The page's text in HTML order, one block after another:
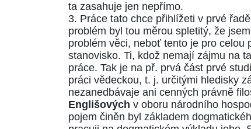
ta zasahuje jen nepřímo.
3. Práce tato chce přihlížeti v prvé
problém byl tou měrou spletitý, že
problém věci, neboť tento je pro celou
stanovisko. Ti, kdož nemají zájmu na
práce. Tak je na př. prvá část prvé
práci vědeckou, t. j. určitými hledisky
nezanedbávaje ani cenných právně
Englišových v oboru národního
pojem činěn byl základem